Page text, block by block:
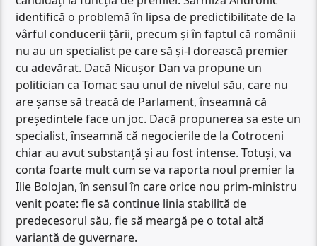
identifică o problemă în lipsa de predictibilitate de la
vârful conducerii țării, precum și în faptul că românii
nu au un specialist pe care să și-l dorească premier
cu adevărat. Dacă Nicușor Dan va propune un
politician ca Tomac sau unul de nivelul său, care nu
are șanse să treacă de Parlament, înseamnă că
președintele face un joc. Dacă propunerea sa este un
specialist, înseamnă că negocierile de la Cotroceni
chiar au avut substanță și au fost intense. Totuși, va
conta foarte mult cum se va raporta noul premier la
Ilie Bolojan, în sensul în care orice nou prim-ministru
venit poate: fie să continue linia stabilită de
predecesorul său, fie să meargă pe o total altă
variantă de guvernare.